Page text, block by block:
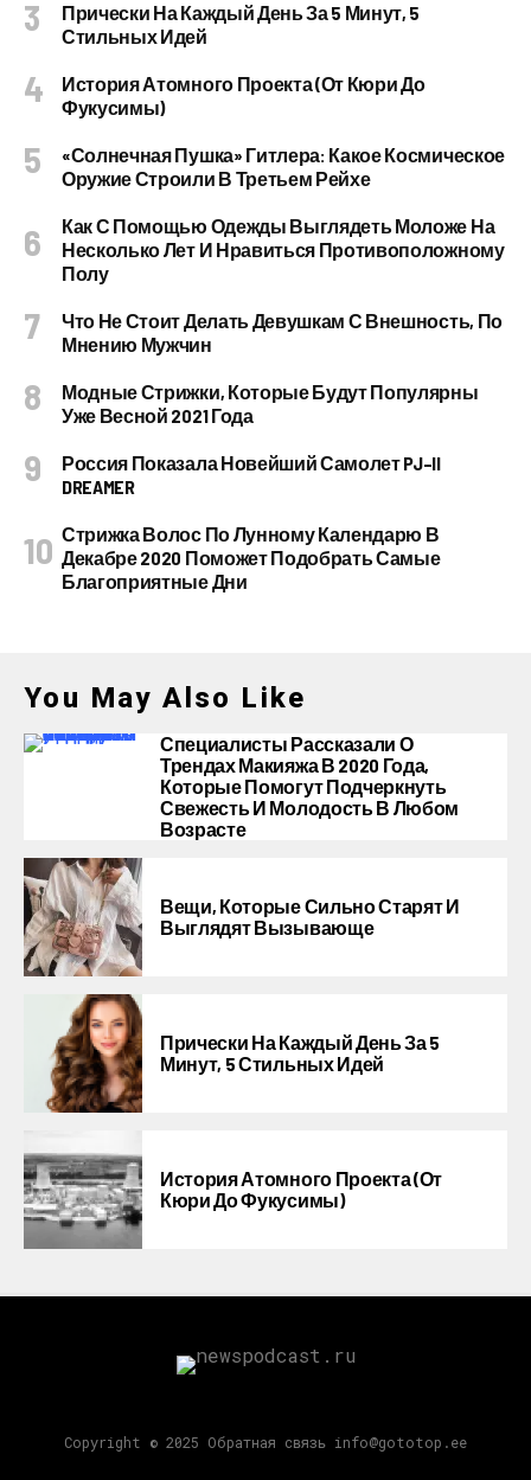
Прически На Каждый День За 5 Минут, 5
Стильных Идей
История Атомного Проекта (от Кюри До
Фукусимы)
«Солнечная Пушка» Гитлера: Какое Космическое
Оружие Строили В Третьем Рейхе
Как С Помощью Одежды Выглядеть Моложе На
Несколько Лет И Нравиться Противоположному
Полу
Что Не Стоит Делать Девушкам С Внешность, По
Мнению Мужчин
Модные Стрижки, Которые Будут Популярны
Уже Весной 2021 Года
Россия Показала Новейший Самолет PJ–II
DREAMER
Стрижка Волос По Лунному Календарю В
Декабре 2020 Поможет Подобрать Самые
Благоприятные Дни
You May Also Like
Специалисты Рассказали О
Трендах Макияжа В 2020 Года,
Которые Помогут Подчеркнуть
Свежесть И Молодость В Любом
Возрасте
Вещи, Которые Сильно Старят И
Выглядят Вызывающе
Прически На Каждый День За 5
Минут, 5 Стильных Идей
История Атомного Проекта (от
Кюри До Фукусимы)
Copyright © 2025 Обратная связь info@gototop.ee